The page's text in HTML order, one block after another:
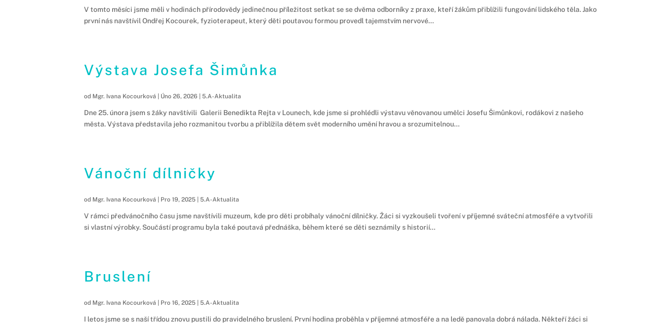
V tomto měsíci jsme měli v hodinách přírodovědy jedinečnou příležitost setkat se se dvěma odborníky z praxe, kteří žákům přiblížili fungování lidského těla. Jako
první nás navštívil Ondřej Kocourek, fyzioterapeut, který děti poutavou formou provedl tajemstvím nervové...
Výstava Josefa Šimůnka
od Mgr. Ivana Kocourková Úno 26, 2026 |5.A-Aktualita
Dne 25. února jsem s žáky navštívili Galerii Benedikta Rejta v Lounech, kde jsme si prohlédli výstavu věnovanou umělci Josefu Šimůnkovi, rodákovi z našeho
města. Výstava představila jeho rozmanitou tvorbu a přiblížila dětem svět moderního umění hravou a srozumitelnou...
Vánoční dílničky
od Mgr. Ivana Kocourková Pro 19, 2025 |5.A-Aktualita
V rámci předvánočního času jsme navštívili muzeum, kde pro děti probíhaly vánoční dílničky. Žáci si vyzkoušeli tvoření v příjemné sváteční atmosféře a vytvořili
si vlastní výrobky. Součástí programu byla také poutavá přednáška, během které se děti seznámily s historií...
Bruslení
od Mgr. Ivana Kocourková Pro 16, 2025 |5.A-Aktualita
I letos jsme se s naší třídou znovu pustili do pravidelného bruslení. První hodina proběhla v příjemné atmosféře a na ledě panovala dobrá nálada. Někteří žáci si